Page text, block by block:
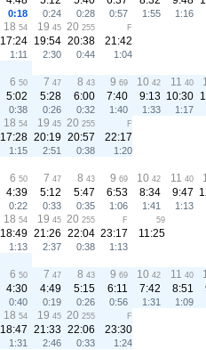
0:18 0:24 0:28 0:57 1:55 1:16
18 54 19 45 20 255 F
17:24 19:54 20:38 21:42
1:11 2:30 0:44 1:04
6 50 7 47 8 43 9 69 10 42 11 40
5:02 5:28 6:00 7:40 9:13 10:30
0:38 0:26 0:32 1:40 1:33 1:17
18 54 19 45 20 255 F
17:28 20:19 20:57 22:17
1:15 2:51 0:38 1:20
6 50 7 47 8 43 9 69 10 42 11 40
4:39 5:12 5:47 6:53 8:34 9:47
0:22 0:33 0:35 1:06 1:41 1:13
18 54 19 45 20 255 F 59
18:49 21:26 22:04 23:17 11:25
1:13 2:37 0:38 1:13
6 50 7 47 8 43 9 69 10 42 11 40
4:30 4:49 5:15 6:11 7:42 8:51
0:40 0:19 0:26 0:56 1:31 1:09
18 54 19 45 20 255 F
18:47 21:33 22:06 23:30
1:31 2:46 0:33 1:24